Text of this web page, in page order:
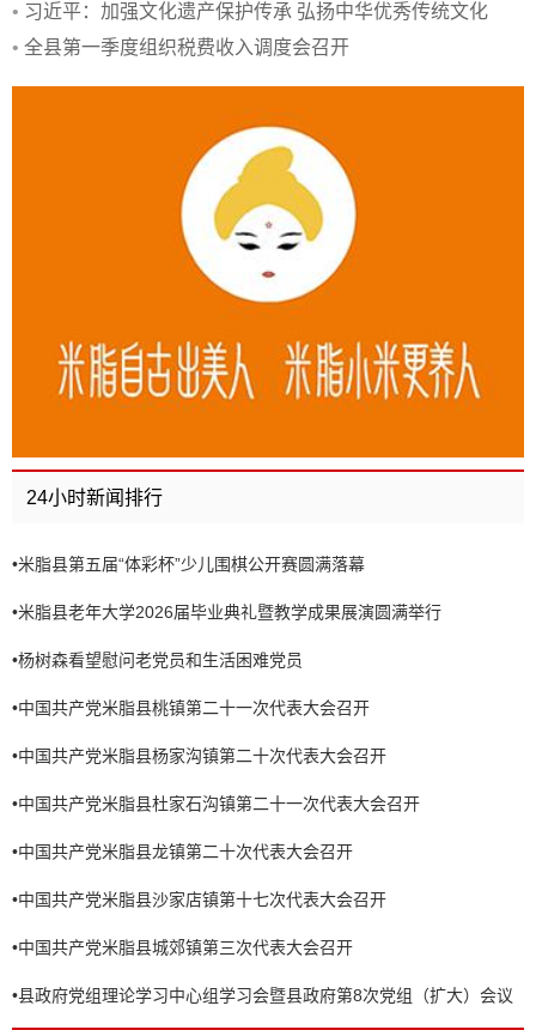
• 习近平：加强文化遗产保护传承 弘扬中华优秀传统文化
• 全县第一季度组织税费收入调度会召开
24小时新闻排行
•米脂县第五届“体彩杯”少儿围棋公开赛圆满落幕
•米脂县老年大学2026届毕业典礼暨教学成果展演圆满举行
•杨树森看望慰问老党员和生活困难党员
•中国共产党米脂县桃镇第二十一次代表大会召开
•中国共产党米脂县杨家沟镇第二十次代表大会召开
•中国共产党米脂县杜家石沟镇第二十一次代表大会召开
•中国共产党米脂县龙镇第二十次代表大会召开
•中国共产党米脂县沙家店镇第十七次代表大会召开
•中国共产党米脂县城郊镇第三次代表大会召开
•县政府党组理论学习中心组学习会暨县政府第8次党组（扩大）会议